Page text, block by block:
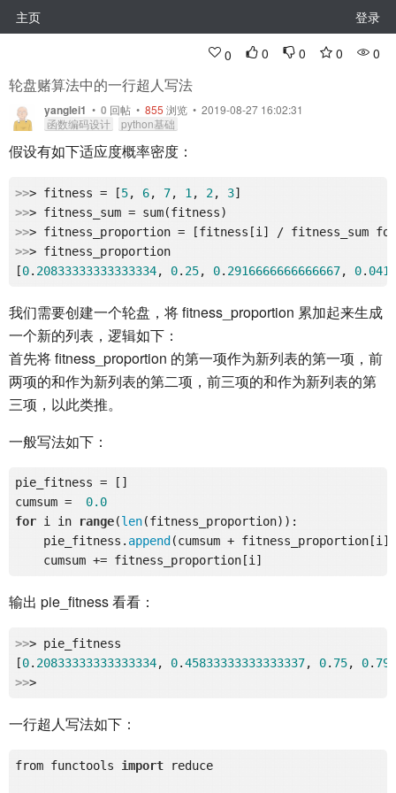
主页 登录
0 0 0 0 0
轮盘赌算法中的一行超人写法
yanglei1 • 0 回帖 • 855 浏览 • 2019-08-27 16:02:31
函数编码设计
python基础
假设有如下适应度概率密度：
>>> fitness = [5, 6, 7, 1 , 2, 3
>>
>>
>>> fitness_proportion
[0. 20833333333333334, 0. 25, 0. 2916666666666667, 0.
我们需要创建一个轮盘，将 fitness_proportion 累加起来生成
一个新的列表，逻辑如下：
首先将 fitness_proportion 的第一项作为新列表的第一项，前
两项的和作为新列表的第二项，前三项的和作为新列表的第
三项，以此类推。
一般写法如下：
pie_fitness = []
cumsum = 0.0
for i in range(len(fitness_proportion)):
    pie_fitness.
append (cumsum + fitness_proportion[i])
输出 pie_fitness 看看：
>>> pie_fitness
[0. 20833333333333334, 0.45833333333333337, 0. 75, 0.
>> >
一行超人写法如下：
from functools import reduce